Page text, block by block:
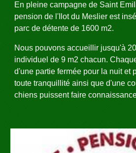
En pleine campagne de Saint
pension de l'Ilot du Meslier est
parc de détente de 1600 m2.
Nous pouvons accueillir jusqu'à
individuel de 9 m2 chacun.
d'une partie fermée pour la nuit et
toute tranquillité ainsi que d'une
chiens puissent faire